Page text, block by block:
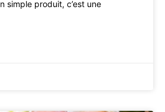
simple produit, c’est une